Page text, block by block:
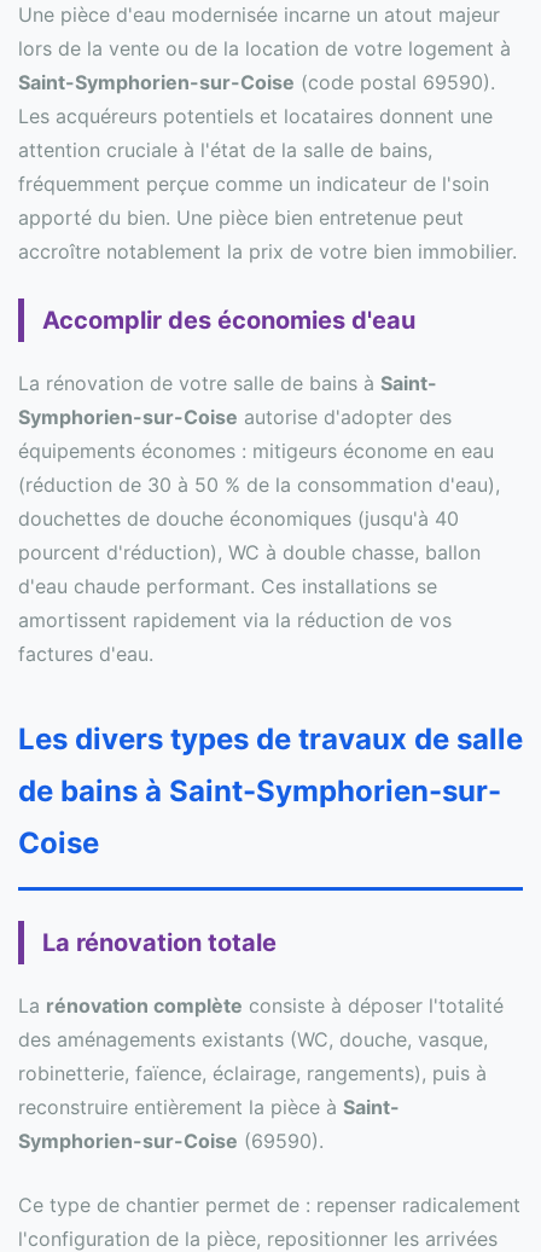
Une pièce d'eau modernisée incarne un atout majeur
lors de la vente ou de la location de votre logement à
Saint-Symphorien-sur-Coise (code postal 69590).
Les acquéreurs potentiels et locataires donnent une
attention cruciale à l'état de la salle de bains,
fréquemment perçue comme un indicateur de l'soin
apporté du bien. Une pièce bien entretenue peut
accroître notablement la prix de votre bien immobilier.
Accomplir des économies d'eau
La rénovation de votre salle de bains à Saint-
Symphorien-sur-Coise autorise d'adopter des
équipements économes : mitigeurs économe en eau
(réduction de 30 à 50 % de la consommation d'eau),
douchettes de douche économiques (jusqu'à 40
pourcent d'réduction), WC à double chasse, ballon
d'eau chaude performant. Ces installations se
amortissent rapidement via la réduction de vos
factures d'eau.
Les divers types de travaux de salle
de bains à Saint-Symphorien-sur-
Coise
La rénovation totale
La rénovation complète consiste à déposer l'totalité
des aménagements existants (WC, douche, vasque,
robinetterie, faïence, éclairage, rangements), puis à
reconstruire entièrement la pièce à Saint-
Symphorien-sur-Coise (69590).
Ce type de chantier permet de : repenser radicalement
l'configuration de la pièce, repositionner les arrivées